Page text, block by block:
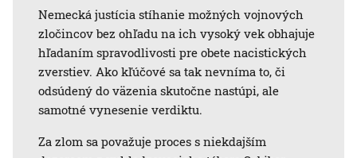
Nemecká justícia stíhanie možných vojnových
zločincov bez ohľadu na ich vysoký vek obhajuje
hľadaním spravodlivosti pre obete nacistických
zverstiev. Ako kľúčové sa tak nevníma to, či
odsúdený do väzenia skutočne nastúpi, ale
samotné vynesenie verdiktu.
Za zlom sa považuje proces s niekdajším